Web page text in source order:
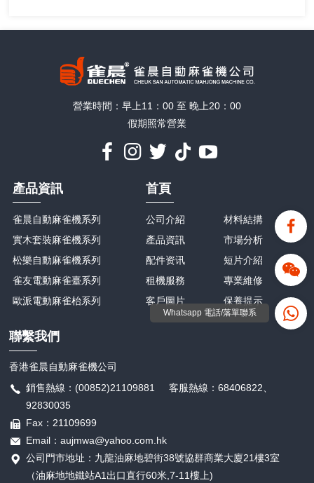
營業時間：早上11：00 至 晚上20：00
假期照常營業
產品資訊
雀晨自動麻雀機系列
實木套裝麻雀機系列
松樂自動麻雀機系列
雀友電動麻雀臺系列
歐派電動麻雀枱系列
首頁
公司介紹
產品資訊
配件资讯
租機服務
客戶圖片
材料結搆
市場分析
短片介紹
專業維修
保養提示
聯繫我們
香港雀晨自動麻雀機公司
銷售熱線：(00852)21109881 客服熱線：68406822、
92830035
Fax：21109699
Email：aujmwa@yahoo.com.hk
公司門市地址：九龍油麻地碧街38號協群商業大廈21樓3室
（油麻地地鐵站A1出口直行60米,7-11樓上)
Whatsapp 電話/落單聯系